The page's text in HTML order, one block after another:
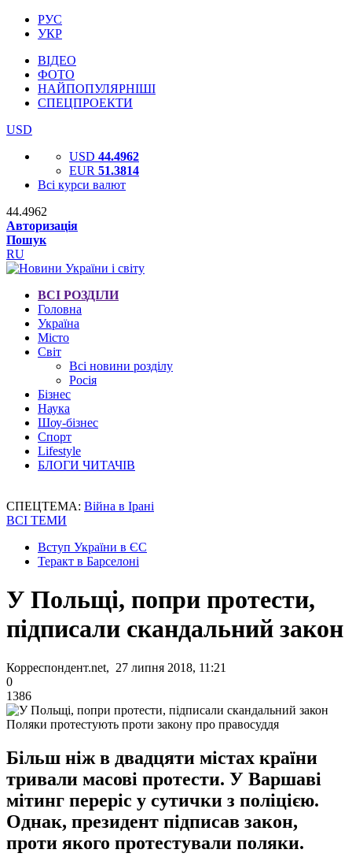
РУС
УКР
ВІДЕО
ФОТО
НАЙПОПУЛЯРНІШІ
СПЕЦПРОЕКТИ
USD
USD 44.4962
EUR 51.3814
Всі курси валют
44.4962
Авторизація
Пошук
RU
ВСІ РОЗДІЛИ
Головна
Україна
Місто
Світ
Всі новини розділу
Росія
Бізнес
Наука
Шоу-бізнес
Спорт
Lifestyle
БЛОГИ ЧИТАЧІВ
СПЕЦТЕМА: Війна в Ірані
ВСІ ТЕМИ
Вступ України в ЄС
Теракт в Барселоні
У Польщі, попри протести,
підписали скандальний закон
Корреспондент.net, 27 липня 2018, 11:21
0
1386
Поляки протестують проти закону про правосуддя
Більш ніж в двадцяти містах країни
тривали масові протести. У Варшаві
мітинг переріс у сутички з поліцією.
Однак, президент підписав закон,
проти якого протестували поляки.